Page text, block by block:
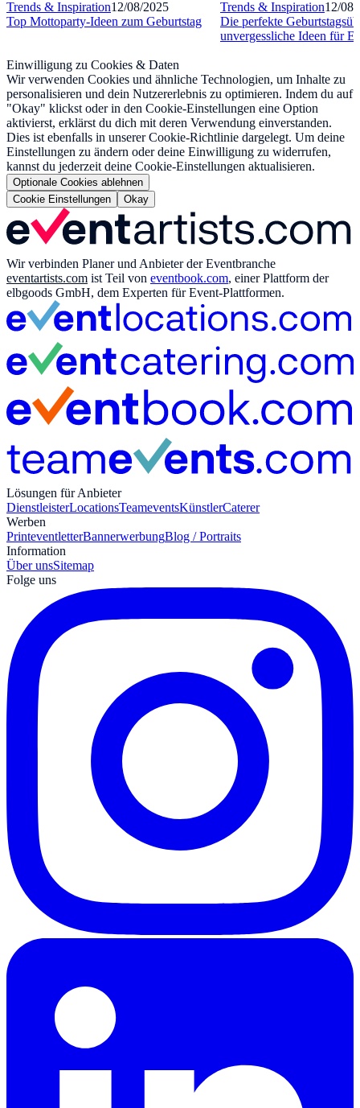
Trends & Inspiration12/08/2025
Top Mottoparty-Ideen zum Geburtstag
Trends & Inspiration12/08/
Die perfekte
unvergessliche Ideen für
Einwilligung zu Cookies & Daten
Wir verwenden Cookies und ähnliche Technologien, um Inhalte zu
personalisieren und dein Nutzererlebnis zu optimieren. Indem du auf
"Okay" klickst oder in den Cookie-Einstellungen eine Option
aktivierst, erklärst du dich mit deren Verwendung einverstanden.
Dies ist ebenfalls in unserer Cookie-Richtlinie dargelegt. Um deine
Einstellungen zu ändern oder deine Einwilligung zu widerrufen,
kannst du jederzeit deine Cookie-Einstellungen aktualisieren.
Optionale Cookies ablehnen
Cookie Einstellungen
Okay
Wir verbinden Planer und Anbieter der Eventbranche
eventartists.com ist Teil von eventbook.com, einer Plattform der
elbgoods GmbH, dem Experten für Event-Plattformen.
Lösungen für Anbieter
DienstleisterLocationsTeameventsKünstlerCaterer
Werben
PrinteventletterBannerwerbungBlog / Portraits
Information
Über unsSitemap
Folge uns